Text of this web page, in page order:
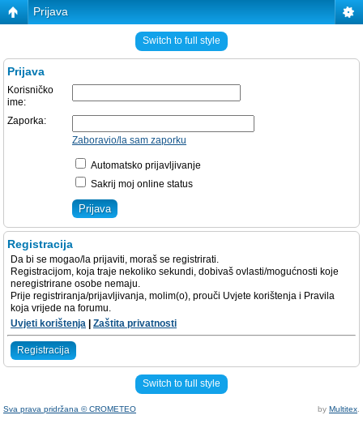
Prijava
Switch to full style
Prijava
Korisničko
ime:
Zaporka:
Zaboravio/la sam zaporku
Automatsko prijavljivanje
Sakrij moj online status
Registracija
Da bi se mogao/la prijaviti, moraš se registrirati.
Registracijom, koja traje nekoliko sekundi, dobivaš ovlasti/mogućnosti koje
neregistrirane osobe nemaju.
Prije registriranja/prijavljivanja, molim(o), prouči Uvjete korištenja i Pravila
koja vrijede na forumu.
Uvjeti korištenja
Zaštita privatnosti
Registracija
Switch to full style
Sva prava pridržana © CROMETEO by Multitex